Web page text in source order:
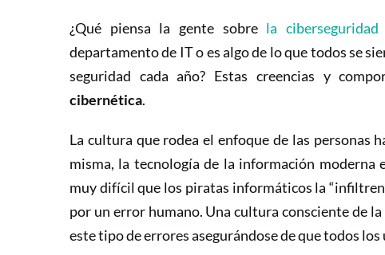
¿Qué piensa la gente sobre la
departamento de IT o es algo de lo que todos se
seguridad cada año? Estas creencias y
cibernética.
La cultura que rodea el enfoque de las personas
misma, la tecnología de la información moderna
muy difícil que los piratas informáticos la
por un error humano. Una cultura consciente de
este tipo de errores asegurándose de que todos